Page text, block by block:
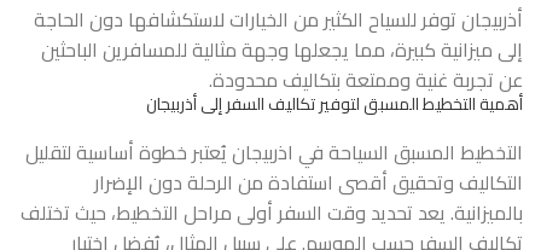
أذربيجان توفر للسياح الكثير من الخيارات لاستكشافها دون الحاجة
إلى ميزانية كبيرة، مما يجعلها وجهة مثالية للمسافرين الباحثين
عن تجربة غنية وممتعة بتكاليف محدودة.
أهمية التخطيط المسبق لتوفير تكاليف السفر إلى أذربيجان
التخطيط المسبق السياحة في اذربيجانيُعتبر خطوة أساسية لتقليل
التكاليف وتحقيق أقصى استفادة من الرحلة دون الإضرار
بالميزانية. يعد تحديد وقت السفر أولى مراحل التخطيط، حيث تختلف